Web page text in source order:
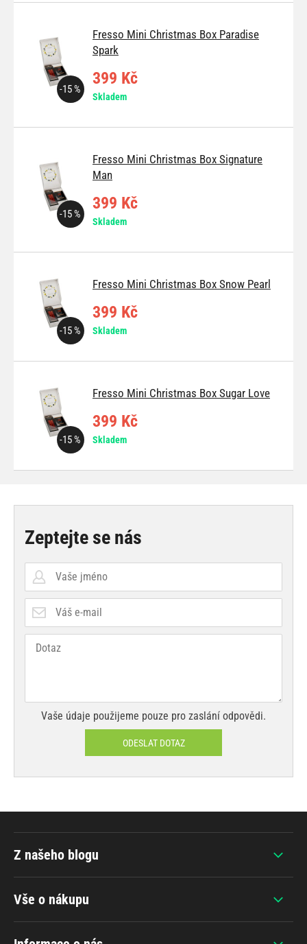
Fresso Mini Christmas Box Paradise
Spark
-15 %
399 Kč
Skladem
Fresso Mini Christmas Box Signature
Man
-15 %
399 Kč
Skladem
Fresso Mini Christmas Box Snow Pearl
-15 %
399 Kč
Skladem
Fresso Mini Christmas Box Sugar Love
-15 %
399 Kč
Skladem
Zeptejte se nás
Vaše údaje použijeme pouze pro zaslání odpovědi.
ODESLAT DOTAZ
Vše o nákupu
Z našeho blogu